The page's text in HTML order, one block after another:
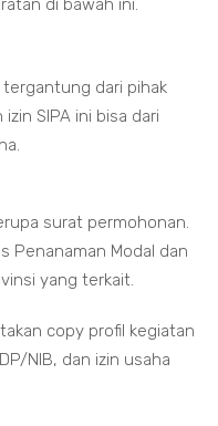
di bawah ini.
dari pihak
SIPA ini bisa dari
surat permohonan.
Penanaman Modal dan
yang terkait.
copy profil kegiatan
NIB, dan izin usaha